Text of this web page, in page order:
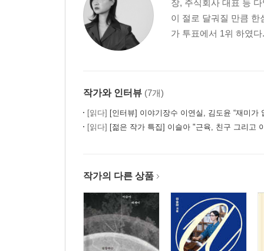
[일간 이슬아]는 어떻게 확장될 것인가 (207p)
거대한 인쇄기 앞에서 (219p)
독립 출판하는 마음 (224p)
모녀와 출판사 (237p)
여러 개의 자신 (251p)
고독의 매뉴얼 (256p)
게으르고 성실한 프리랜서 (275p)
돈 얘기 (279p)
대표님 어떻게 지내세요 (284p)
명랑한 이사 (293p)
장, 주식회사 대표 등
이 절로 달궈질 만큼 한
가 투표에서 1위 하였
작가와 인터뷰 (7개)
[읽다] [인터뷰] 이야기장수 이연실, 김도윤 “재미가 없다면 세계에
[읽다] [젊은 작가 특집] 이슬아 "근육, 친구 그리고
작가의 다른 상품